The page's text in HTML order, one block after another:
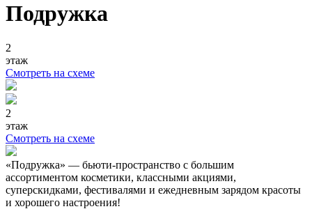
Подружка
2
этаж
Смотреть на схеме
2
этаж
Смотреть на схеме
«Подружка» — бьюти-пространство с большим
ассортиментом косметики, классными акциями,
суперскидками, фестивалями и ежедневным зарядом красоты
и хорошего настроения!